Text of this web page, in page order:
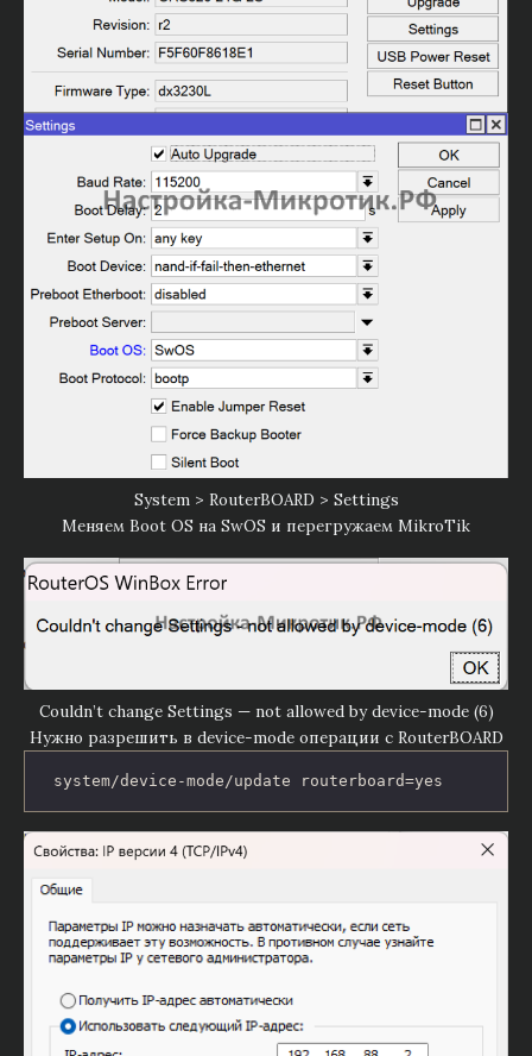
System > RouterBOARD > Settings
Меняем Boot OS на SwOS и перегружаем MikroTik
Couldn’t change Settings — not allowed by device-mode (6)
Нужно разрешить в device-mode операции с RouterBOARD
system/device-mode/update routerboard=yes